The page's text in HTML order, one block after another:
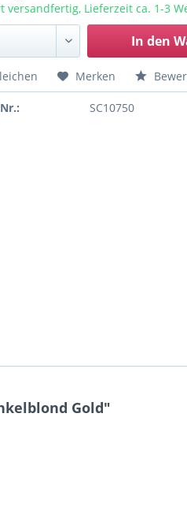
versandfertig, Lieferzeit ca. 1-3
In den
Merken
SC10750
Gold"